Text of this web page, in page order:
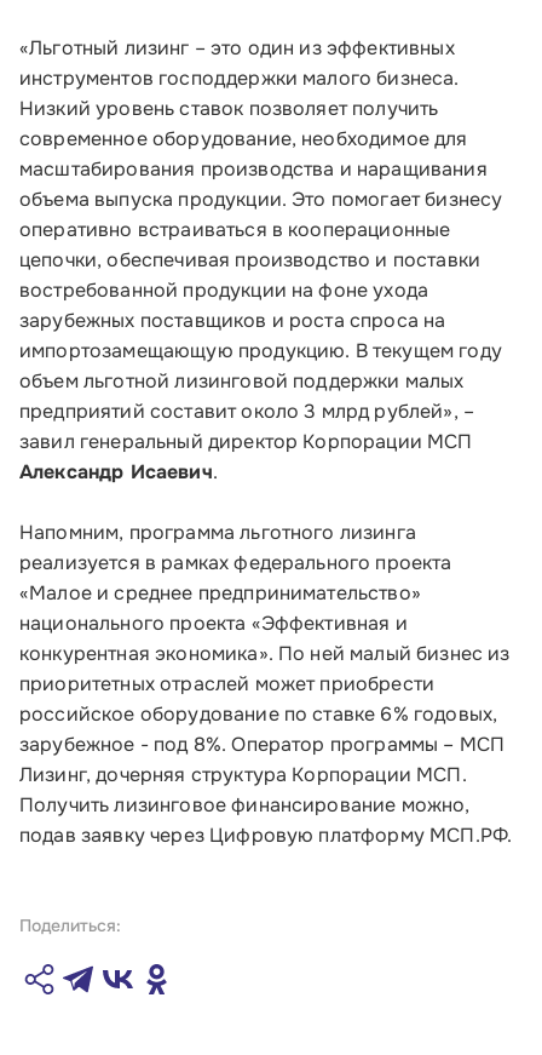
Телефон:
8 800 100-11-00
Время работы:
по будням с 10:00 до 19:00
Почтовый адрес:
109012, г. Москва, Славянская площадь, д.4,
стр.1
Обратиться в Корпорацию
«Льготный лизинг – это один из эффективных
инструментов господдержки малого бизнеса.
Низкий уровень ставок позволяет получить
современное оборудование, необходимое для
масштабирования производства и наращивания
объема выпуска продукции. Это помогает бизнесу
оперативно встраиваться в кооперационные
цепочки, обеспечивая производство и поставки
востребованной продукции на фоне ухода
зарубежных поставщиков и роста спроса на
импортозамещающую продукцию. В текущем году
объем льготной лизинговой поддержки малых
предприятий составит около 3 млрд рублей», –
завил генеральный директор Корпорации МСП
Александр Исаевич.
Напомним, программа льготного лизинга
реализуется в рамках федерального проекта
«Малое и среднее предпринимательство»
национального проекта «Эффективная и
конкурентная экономика». По ней малый бизнес из
приоритетных отраслей может приобрести
российское оборудование по ставке 6% годовых,
зарубежное - под 8%. Оператор программы – МСП
Лизинг, дочерняя структура Корпорации МСП.
Получить лизинговое финансирование можно,
подав заявку через Цифровую платформу МСП.РФ.
Поделиться: